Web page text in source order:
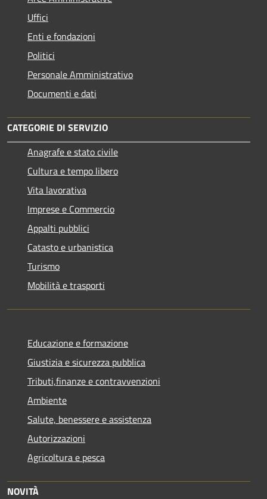
Uffici
Enti e fondazioni
Politici
Personale Amministrativo
Documenti e dati
CATEGORIE DI SERVIZIO
Anagrafe e stato civile
Cultura e tempo libero
Vita lavorativa
Imprese e Commercio
Appalti pubblici
Catasto e urbanistica
Turismo
Mobilità e trasporti
Educazione e formazione
Giustizia e sicurezza pubblica
Tributi,finanze e contravvenzioni
Ambiente
Salute, benessere e assistenza
Autorizzazioni
Agricoltura e pesca
NOVITÀ